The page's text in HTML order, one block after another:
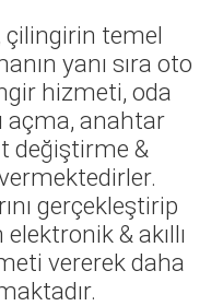
çilingirin temel
yanı sıra oto
hizmeti, oda
açma, anahtar
değiştirme &
gerçekleştirip
& akıllı
vererek daha